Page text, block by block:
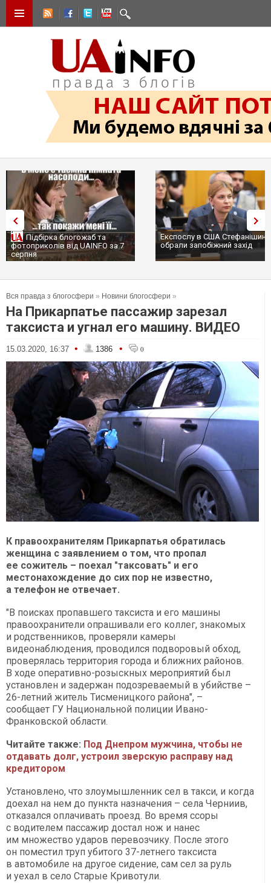
Підбірка блогожаб та
фотоприколів від UAINFO за 7
серпня
Експослу в США
обрали запобіжний захід
Вся правда з блогосфери » Новини блогосфери »
На Прикарпатье пассажир зарезал
таксиста и угнал его машину. ВИДЕО
15.03.2020, 16:37 • 1386 • 0
К правоохранителям Прикарпатья обратилась
женщина с заявлением о том, что пропал
ее сожитель – поехал "таксовать" и его
местонахождение до сих пор не известно,
а телефон не отвечает.
"В поисках пропавшего таксиста и его машины
правоохранители опрашивали его коллег, знакомых
и родственников, проверяли камеры
видеонаблюдения, проводился подворовый обход,
проверялась территория города и ближних районов.
В ходе оперативно-розыскных мероприятий был
установлен и задержан подозреваемый в убийстве –
26-летний житель Тисменицкого района", –
сообщает ГУ Национальной полиции Ивано-
Франковской области.
Читайте также: Под Днепром мужчина, чтобы не
отдавать долг, устроил зверскую расправу над
кредитором
Установлено, что злоумышленник сел в такси, и когда
доехал на нем до пункта назначения – села Черниив,
отказался оплачивать проезд. Во время ссоры
с водителем пассажир достал нож и нанес
им множество ударов перевозчику. После этого
он поместил труп убитого 37-летнего таксиста
в автомобиле на другое сидение, сам сел за руль
и уехал в село Старые Кривотули.